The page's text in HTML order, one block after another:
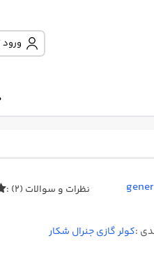
نظرات و سوالات (2) :
:کولر گازی جنرال شکار